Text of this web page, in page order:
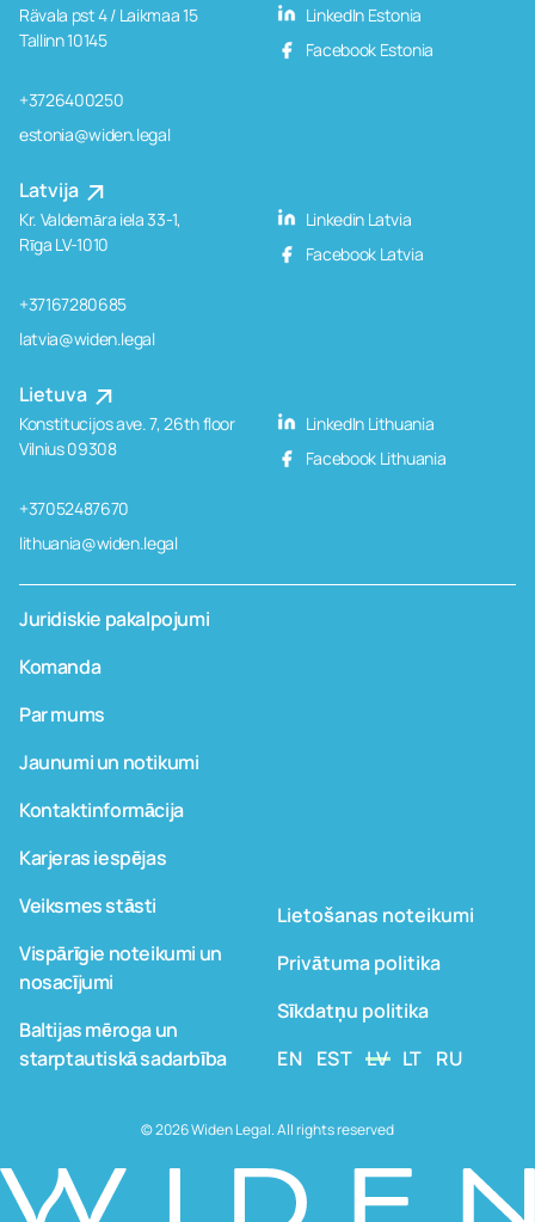
Rävala pst 4 / Laikmaa 15
Tallinn 10145
+3726400250
estonia@widen.legal
LinkedIn Estonia
Facebook Estonia
Latvija
Kr. Valdemāra iela 33-1,
Rīga LV-1010
+37167280685
latvia@widen.legal
Linkedin Latvia
Facebook Latvia
Lietuva
Konstitucijos ave. 7, 26th floor
Vilnius 09308
+37052487670
lithuania@widen.legal
LinkedIn Lithuania
Facebook Lithuania
Juridiskie pakalpojumi
Komanda
Par mums
Jaunumi un notikumi
Kontaktinformācija
Karjeras iespējas
Veiksmes stāsti
Vispārīgie noteikumi un
nosacījumi
Baltijas mēroga un
starptautiskā sadarbība
Lietošanas noteikumi
Privātuma politika
Sīkdatņu politika
EN EST LV LT RU
© 2026 Widen Legal. All rights reserved